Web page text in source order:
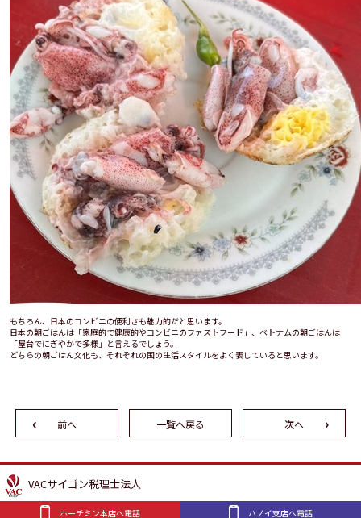
もちろん、日本のコンビニの便利さも魅力的だと思います。
日本の朝ごはんは「家庭的で健康的やコンビニのファストフード」、ベトナムの朝ごはんは
「屋台でにぎやかで多様」と言えるでしょう。
どちらの朝ごはん文化も、それぞれの国の生活スタイルをよく表していると思います。
前へ 一覧へ戻る 次へ
VACサイゴン税理士法人
ホーチミン本店へ電話
ハノイ支店へ電話